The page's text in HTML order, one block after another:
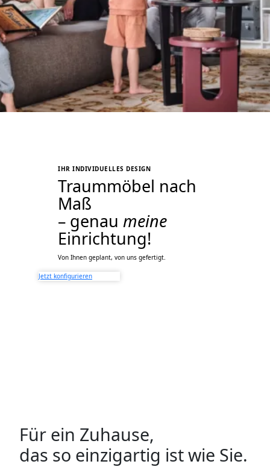
IHR INDIVIDUELLES DESIGN
Traummöbel nach
Maß
– genau meine
Einrichtung!
Von Ihnen geplant, von uns gefertigt.
Jetzt konfigurieren
Für ein Zuhause,
das so einzigartig ist wie Sie.
SIDEBOARDS
KOMMODEN
LOWBOARDS
TV-MÖBEL
ECKLÖSUNGEN
APOTHEKERSCHRANK
WANDBOARDS